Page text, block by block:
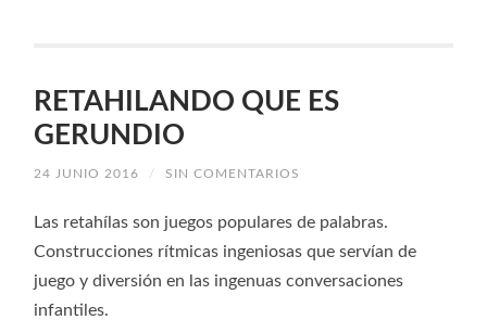
RETAHILANDO QUE ES
GERUNDIO
24 JUNIO 2016 / SIN COMENTARIOS
Las retahílas son juegos populares de palabras.
Construcciones rítmicas ingeniosas que servían de
juego y diversión en las ingenuas conversaciones
infantiles.